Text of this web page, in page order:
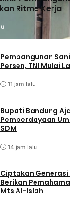
Ritme Kerja
Pembangunan
Persen, TNI Mulai
11 jam lalu
Bupati Bandung
Pemberdayaan
SDM
14 jam lalu
Ciptakan Generasi
Berikan
Mts Al-Islah